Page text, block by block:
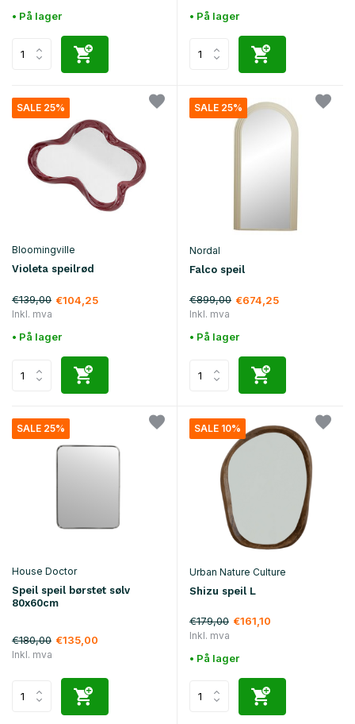
• På lager • På lager
SALE 25%
Bloomingville
Violeta speilrød
€139,00 €104,25
Inkl. mva
• På lager
SALE 25%
Nordal
Falco speil
€899,00 €674,25
Inkl. mva
• På lager
SALE 25%
House Doctor
Speil speil børstet sølv
80x60cm
€180,00 €135,00
Inkl. mva
SALE 10%
Urban Nature Culture
Shizu speil L
€179,00 €161,10
Inkl. mva
• På lager